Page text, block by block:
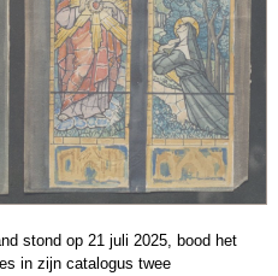
stond op 21 juli 2025, bood het
in zijn catalogus twee